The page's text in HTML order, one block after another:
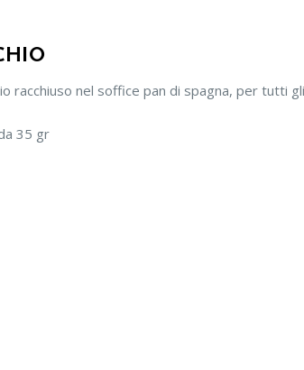
racchiuso nel soffice pan di spagna, per tutti
35 gr